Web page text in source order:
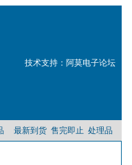
技术支持：阿莫电子论坛
最新到货 售完即止 处理品